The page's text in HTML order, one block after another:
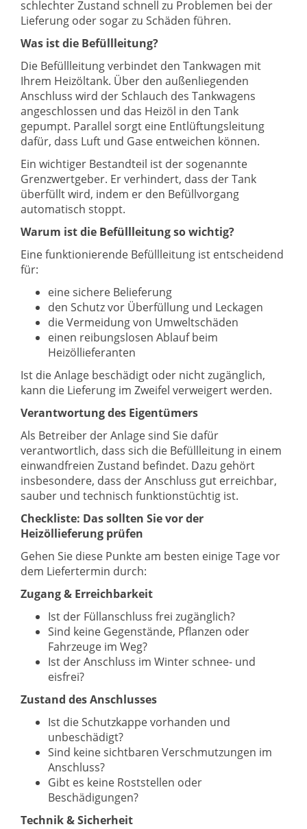
schlechter Zustand schnell zu Problemen bei der
Lieferung oder sogar zu Schäden führen.
Was ist die Befüllleitung?
Die Befüllleitung verbindet den Tankwagen mit
Ihrem Heizöltank. Über den außenliegenden
Anschluss wird der Schlauch des Tankwagens
angeschlossen und das Heizöl in den Tank
gepumpt. Parallel sorgt eine Entlüftungsleitung
dafür, dass Luft und Gase entweichen können.
Ein wichtiger Bestandteil ist der sogenannte
Grenzwertgeber. Er verhindert, dass der Tank
überfüllt wird, indem er den Befüllvorgang
automatisch stoppt.
Warum ist die Befüllleitung so wichtig?
Eine funktionierende Befüllleitung ist entscheidend
für:
eine sichere Belieferung
den Schutz vor Überfüllung und Leckagen
die Vermeidung von Umweltschäden
einen reibungslosen Ablauf beim
Heizöllieferanten
Ist die Anlage beschädigt oder nicht zugänglich,
kann die Lieferung im Zweifel verweigert werden.
Verantwortung des Eigentümers
Als Betreiber der Anlage sind Sie dafür
verantwortlich, dass sich die Befüllleitung in einem
einwandfreien Zustand befindet. Dazu gehört
insbesondere, dass der Anschluss gut erreichbar,
sauber und technisch funktionstüchtig ist.
Checkliste: Das sollten Sie vor der
Heizöllieferung prüfen
Gehen Sie diese Punkte am besten einige Tage vor
dem Liefertermin durch:
Zugang & Erreichbarkeit
Ist der Füllanschluss frei zugänglich?
Sind keine Gegenstände, Pflanzen oder
Fahrzeuge im Weg?
Ist der Anschluss im Winter schnee- und
eisfrei?
Zustand des Anschlusses
Ist die Schutzkappe vorhanden und
unbeschädigt?
Sind keine sichtbaren Verschmutzungen im
Anschluss?
Gibt es keine Roststellen oder
Beschädigungen?
Technik & Sicherheit